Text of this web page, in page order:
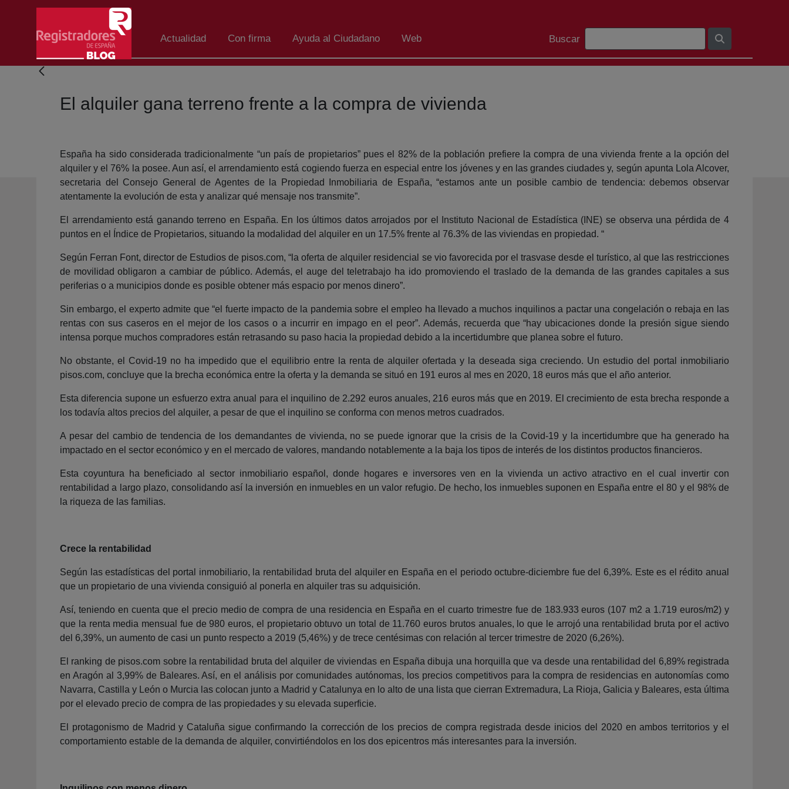
Eduki nagusira joan
Actualidad Con firma Ayuda al Ciudadano Web
Bilaketa barra
Buscar
El alquiler gana terreno frente a la compra de vivienda
España ha sido considerada tradicionalmente “un país de propietarios” pues el 82% de la población prefiere la compra de una vivienda frente a la opción del
alquiler y el 76% la posee. Aun así, el arrendamiento está cogiendo fuerza en especial entre los jóvenes y en las grandes ciudades y, según apunta Lola Alcover,
secretaria del Consejo General de Agentes de la Propiedad Inmobiliaria de España, “estamos ante un posible cambio de tendencia: debemos observar
atentamente la evolución de esta y analizar qué mensaje nos transmite”.
El arrendamiento está ganando terreno en España. En los últimos datos arrojados por el Instituto Nacional de Estadística (INE) se observa una pérdida de 4
puntos en el Índice de Propietarios, situando la modalidad del alquiler en un 17.5% frente al 76.3% de las viviendas en propiedad. “
Según Ferran Font, director de Estudios de pisos.com, “la oferta de alquiler residencial se vio favorecida por el trasvase desde el turístico, al que las restricciones
de movilidad obligaron a cambiar de público. Además, el auge del teletrabajo ha ido promoviendo el traslado de la demanda de las grandes capitales a sus
periferias o a municipios donde es posible obtener más espacio por menos dinero”.
Sin embargo, el experto admite que “el fuerte impacto de la pandemia sobre el empleo ha llevado a muchos inquilinos a pactar una congelación o rebaja en las
rentas con sus caseros en el mejor de los casos o a incurrir en impago en el peor”. Además, recuerda que “hay ubicaciones donde la presión sigue siendo
intensa porque muchos compradores están retrasando su paso hacia la propiedad debido a la incertidumbre que planea sobre el futuro.
No obstante, el Covid-19 no ha impedido que el equilibrio entre la renta de alquiler ofertada y la deseada siga creciendo. Un estudio del portal inmobiliario
pisos.com, concluye que la brecha económica entre la oferta y la demanda se situó en 191 euros al mes en 2020, 18 euros más que el año anterior.
Esta diferencia supone un esfuerzo extra anual para el inquilino de 2.292 euros anuales, 216 euros más que en 2019. El crecimiento de esta brecha responde a
los todavía altos precios del alquiler, a pesar de que el inquilino se conforma con menos metros cuadrados.
A pesar del cambio de tendencia de los demandantes de vivienda, no se puede ignorar que la crisis de la Covid-19 y la incertidumbre que ha generado ha
impactado en el sector económico y en el mercado de valores, mandando notablemente a la baja los tipos de interés de los distintos productos financieros.
Esta coyuntura ha beneficiado al sector inmobiliario español, donde hogares e inversores ven en la vivienda un activo atractivo en el cual invertir con
rentabilidad a largo plazo, consolidando así la inversión en inmuebles en un valor refugio. De hecho, los inmuebles suponen en España entre el 80 y el 98% de
la riqueza de las familias.
Crece la rentabilidad
Según las estadísticas del portal inmobiliario, la rentabilidad bruta del alquiler en España en el periodo octubre-diciembre fue del 6,39%. Este es el rédito anual
que un propietario de una vivienda consiguió al ponerla en alquiler tras su adquisición.
Así, teniendo en cuenta que el precio medio de compra de una residencia en España en el cuarto trimestre fue de 183.933 euros (107 m2 a 1.719 euros/m2) y
que la renta media mensual fue de 980 euros, el propietario obtuvo un total de 11.760 euros brutos anuales, lo que le arrojó una rentabilidad bruta por el activo
del 6,39%, un aumento de casi un punto respecto a 2019 (5,46%) y de trece centésimas con relación al tercer trimestre de 2020 (6,26%).
El ranking de pisos.com sobre la rentabilidad bruta del alquiler de viviendas en España dibuja una horquilla que va desde una rentabilidad del 6,89% registrada
en Aragón al 3,99% de Baleares. Así, en el análisis por comunidades autónomas, los precios competitivos para la compra de residencias en autonomías como
Navarra, Castilla y León o Murcia las colocan junto a Madrid y Catalunya en lo alto de una lista que cierran Extremadura, La Rioja, Galicia y Baleares, esta última
por el elevado precio de compra de las propiedades y su elevada superficie.
El protagonismo de Madrid y Cataluña sigue confirmando la corrección de los precios de compra registrada desde inicios del 2020 en ambos territorios y el
comportamiento estable de la demanda de alquiler, convirtiéndolos en los dos epicentros más interesantes para la inversión.